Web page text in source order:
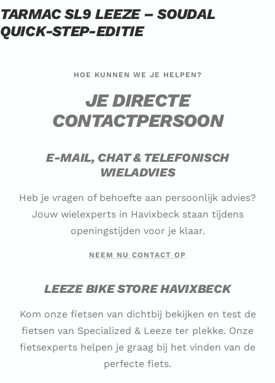
TARMAC SL9 LEEZE – SOUDAL
QUICK-STEP-EDITIE
HOE KUNNEN WE JE HELPEN?
JE DIRECTE
CONTACTPERSOON
E-MAIL, CHAT & TELEFONISCH
WIELADVIES
Heb je vragen of behoefte aan persoonlijk advies?
Jouw wielexperts in Havixbeck staan tijdens
openingstijden voor je klaar.
NEEM NU CONTACT OP
LEEZE BIKE STORE HAVIXBECK
Kom onze fietsen van dichtbij bekijken en test de
fietsen van Specialized & Leeze ter plekke. Onze
fietsexperts helpen je graag bij het vinden van de
perfecte fiets.